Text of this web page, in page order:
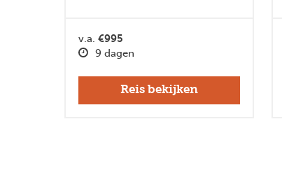
v.a. €995
9 dagen
Reis bekijken